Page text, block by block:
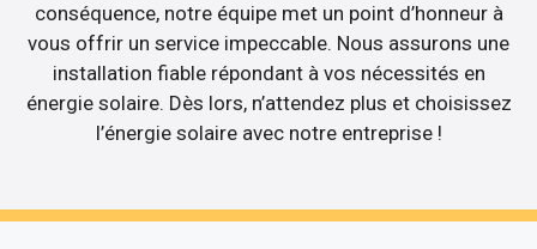
conséquence, notre équipe met un point d’honneur à
vous offrir un service impeccable. Nous assurons une
installation fiable répondant à vos nécessités en
énergie solaire. Dès lors, n’attendez plus et choisissez
l’énergie solaire avec notre entreprise !